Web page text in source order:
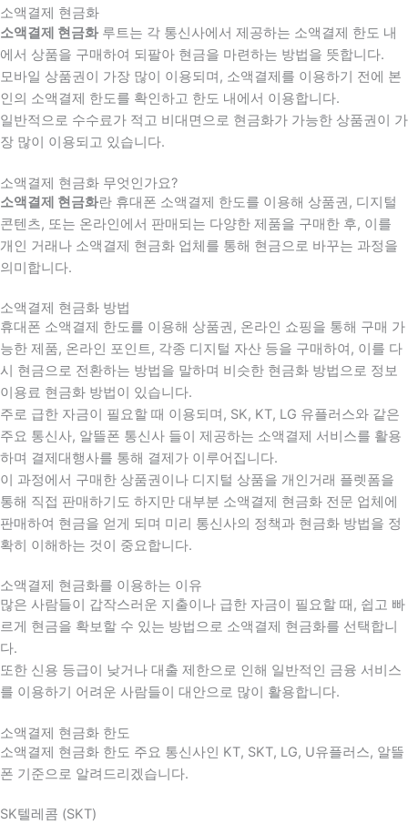
소액결제 현금화
소액결제 현금화루트는 각 통신사에서 제공하는 소액결제 한도 내
에서 상품을 구매하여 되팔아 현금을 마련하는 방법을 뜻합니다.
모바일 상품권이 가장 많이 이용되며, 소액결제를 이용하기 전에 본
인의 소액결제 한도를 확인하고 한도 내에서 이용합니다.
일반적으로 수수료가 적고 비대면으로 현금화가 가능한 상품권이 가
장 많이 이용되고 있습니다.
소액결제 현금화 무엇인가요?
소액결제 현금화란 휴대폰 소액결제 한도를 이용해 상품권, 디지털
콘텐츠, 또는 온라인에서 판매되는 다양한 제품을 구매한 후, 이를
개인 거래나 소액결제 현금화 업체를 통해 현금으로 바꾸는 과정을
의미합니다.
소액결제 현금화 방법
휴대폰 소액결제 한도를 이용해 상품권, 온라인 쇼핑을 통해 구매 가
능한 제품, 온라인 포인트, 각종 디지털 자산 등을 구매하여, 이를 다
시 현금으로 전환하는 방법을 말하며 비슷한 현금화 방법으로 정보
이용료 현금화 방법이 있습니다.
주로 급한 자금이 필요할 때 이용되며, SK, KT, LG 유플러스와 같은
주요 통신사, 알뜰폰 통신사 들이 제공하는 소액결제 서비스를 활용
하며 결제대행사를 통해 결제가 이루어집니다.
이 과정에서 구매한 상품권이나 디지털 상품을 개인거래 플렛폼을
통해 직접 판매하기도 하지만 대부분 소액결제 현금화 전문 업체에
판매하여 현금을 얻게 되며 미리 통신사의 정책과 현금화 방법을 정
확히 이해하는 것이 중요합니다.
소액결제 현금화를 이용하는 이유
많은 사람들이 갑작스러운 지출이나 급한 자금이 필요할 때 , 쉽고 빠
르게 현금을 확보할 수 있는 방법으로 소액결제 현금화를 선택합니
다.
또한 신용 등급이 낮거나 대출 제한으로 인해 일반적인 금융 서비스
를 이용하기 어려운 사람들이 대안으로 많이 활용합니다.
소액결제 현금화 한도
소액결제 현금화 한도 주요 통신사인 KT, SKT, LG, U유플러스, 알뜰
폰 기준으로 알려드리겠습니다.
SK텔레콤 (SKT)